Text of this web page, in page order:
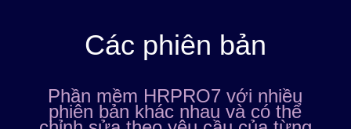
Các phiên bản
Phần mềm HRPRO7 với nhiều
phiên bản khác nhau và có thể